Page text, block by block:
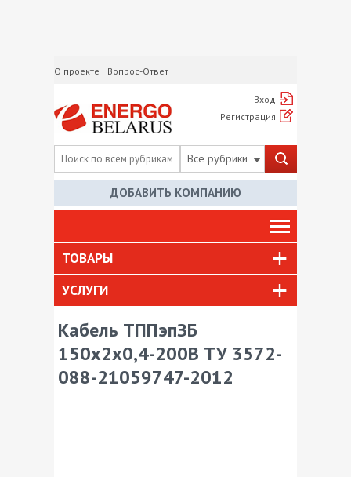
О проекте Вопрос-Ответ
Вход
Регистрация
Все рубрики
ДОБАВИТЬ КОМПАНИЮ
ТОВАРЫ
УСЛУГИ
Кабель ТППэпЗБ
150х2х0,4-200В ТУ 3572-
088-21059747-2012